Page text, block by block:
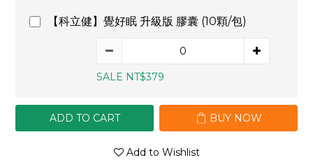
【科立健】覺好眠 升級版 膠囊 (10顆/包)
SALE NT$379
ADD TO CART BUY NOW
Add to Wishlist